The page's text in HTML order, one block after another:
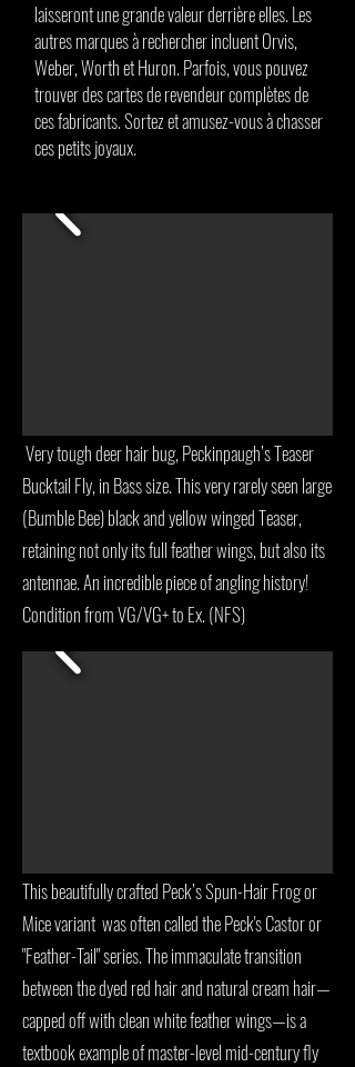
laisseront une grande valeur derrière elles. Les
autres marques à rechercher incluent Orvis,
Weber, Worth et Huron. Parfois, vous pouvez
trouver des cartes de revendeur complètes de
ces fabricants. Sortez et amusez-vous à chasser
ces petits joyaux.
Very tough deer hair bug, Peckinpaugh’s Teaser
Bucktail Fly, in Bass size. This very rarely seen large
(Bumble Bee) black and yellow winged Teaser,
retaining not only its full feather wings, but also its
antennae. An incredible piece of angling history!
Condition from VG/VG+ to Ex. (NFS)
This beautifully crafted Peck’s Spun-Hair Frog or
Mice variant was often called the Peck's Castor or
"Feather-Tail" series. The immaculate transition
between the dyed red hair and natural cream hair—
capped off with clean white feather wings—is a
textbook example of master-level mid-century fly